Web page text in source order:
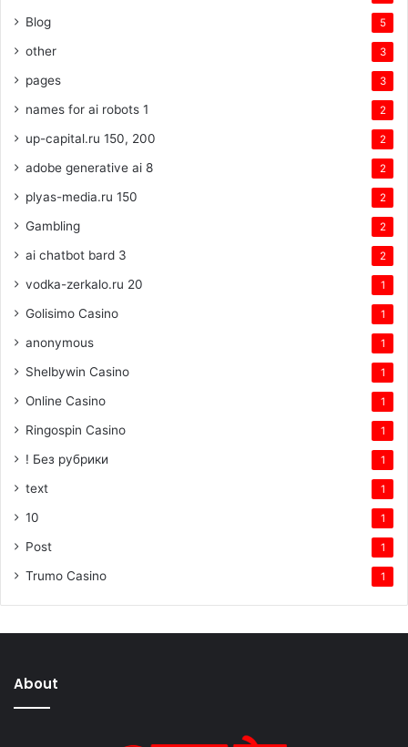
Blog 5
other 3
pages 3
names for ai robots 1 2
up-capital.ru 150, 200 2
adobe generative ai 8 2
plyas-media.ru 150 2
Gambling 2
ai chatbot bard 3 2
vodka-zerkalo.ru 20 1
Golisimo Casino 1
anonymous 1
Shelbywin Casino 1
Online Casino 1
Ringospin Casino 1
! Без рубрики 1
text 1
10 1
Post 1
Trumo Casino 1
About